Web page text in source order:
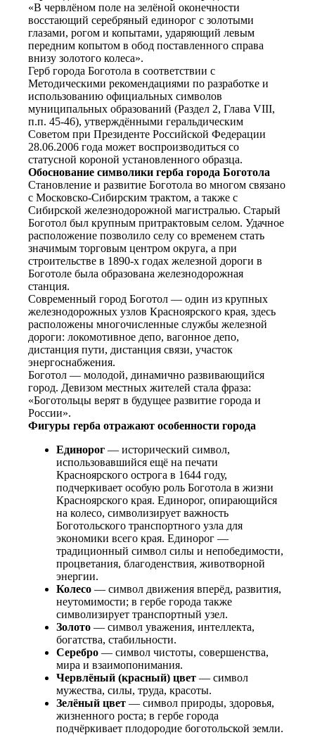
«В червлёном поле на зелёной оконечности
восстающий серебряный единорог с золотыми
глазами, рогом и копытами, ударяющий левым
передним копытом в обод поставленного справа
внизу золотого колеса».
Герб города Боготола в соответствии с
Методическими рекомендациями по разработке и
использованию официальных символов
муниципальных образований (Раздел 2, Глава VIII,
п.п. 45-46), утверждёнными геральдическим
Советом при Президенте Российской Федерации
28.06.2006 года может воспроизводиться со
статусной короной установленного образца.
Обоснование символики герба города Боготола
Становление и развитие Боготола во многом связано
с Московско-Сибирским трактом, а также с
Сибирской железнодорожной магистралью. Старый
Боготол был крупным притрактовым селом. Удачное
расположение позволило селу со временем стать
значимым торговым центром округа, а при
строительстве в 1890-х годах железной дороги в
Боготоле была образована железнодорожная
станция.
Современный город Боготол — один из крупных
железнодорожных узлов Красноярского края, здесь
расположены многочисленные службы железной
дороги: локомотивное депо, вагонное депо,
дистанция пути, дистанция связи, участок
энергоснабжения.
Боготол — молодой, динамично развивающийся
город. Девизом местных жителей стала фраза:
«Боготольцы верят в будущее развитие города и
России».
Фигуры герба отражают особенности города
Единорог — исторический символ,
использовавшийся ещё на печати
Красноярского острога в 1644 году,
подчеркивает особую роль Боготола в жизни
Красноярского края. Единорог, опирающийся
на колесо, символизирует важность
Боготольского транспортного узла для
экономики всего края. Единорог —
традиционный символ силы и непобедимости,
процветания, благоденствия, животворной
энергии.
Колесо — символ движения вперёд, развития,
неутомимости; в гербе города также
символизирует транспортный узел.
Золото — символ уважения, интеллекта,
богатства, стабильности.
Серебро — символ чистоты, совершенства,
мира и взаимопонимания.
Червлёный (красный) цвет — символ
мужества, силы, труда, красоты.
Зелёный цвет — символ природы, здоровья,
жизненного роста; в гербе города
подчёркивает плодородие боготольской земли.